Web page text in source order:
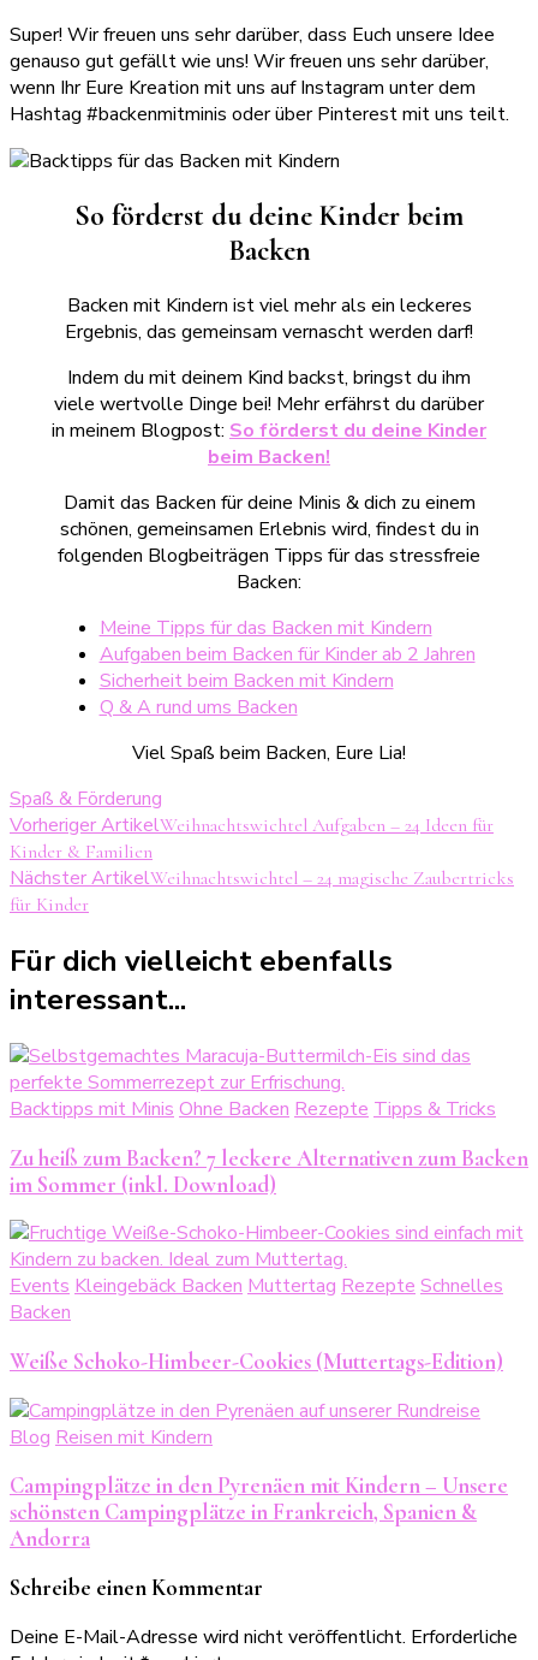
Super! Wir freuen uns sehr darüber, dass Euch unsere Idee
genauso gut gefällt wie uns! Wir freuen uns sehr darüber,
wenn Ihr Eure Kreation mit uns auf Instagram unter dem
Hashtag #backenmitminis oder über Pinterest mit uns teilt.
So förderst du deine Kinder beim
Backen
Backen mit Kindern ist viel mehr als ein leckeres
Ergebnis, das gemeinsam vernascht werden darf!
Indem du mit deinem Kind backst, bringst du ihm
viele wertvolle Dinge bei! Mehr erfährst du darüber
in meinem Blogpost: So förderst du deine Kinder
beim Backen!
Damit das Backen für deine Minis & dich zu einem
schönen, gemeinsamen Erlebnis wird, findest du in
folgenden Blogbeiträgen Tipps für das stressfreie
Backen:
Meine Tipps für das Backen mit Kindern
Aufgaben beim Backen für Kinder ab 2 Jahren
Sicherheit beim Backen mit Kindern
Q & A rund ums Backen
Viel Spaß beim Backen, Eure Lia!
Spaß & Förderung
Beitragsnavigation
Vorheriger ArtikelWeihnachtswichtel Aufgaben – 24 Ideen für
Kinder & Familien
Nächster ArtikelWeihnachtswichtel – 24 magische Zaubertricks
für Kinder
Für dich vielleicht ebenfalls
interessant...
Backtipps mit Minis Ohne Backen Rezepte Tipps & Tricks
Zu heiß zum Backen? 7 leckere Alternativen zum Backen
im Sommer (inkl. Download)
Events Kleingebäck Backen Muttertag Rezepte Schnelles
Backen
Weiße Schoko-Himbeer-Cookies (Muttertags-Edition)
Blog Reisen mit Kindern
Campingplätze in den Pyrenäen mit Kindern – Unsere
schönsten Campingplätze in Frankreich, Spanien &
Andorra
Schreibe einen Kommentar
Deine E-Mail-Adresse wird nicht veröffentlicht. Erforderliche